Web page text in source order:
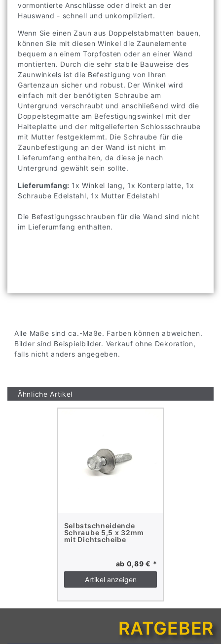
vormontierte Anschlüsse oder direkt an der
Hauswand - schnell und unkompliziert.
Wenn Sie einen Zaun aus Doppelstabmatten bauen,
können Sie mit diesen Winkel die Zaunelemente
bequem an einem Torpfosten oder an einer Wand
montierten. Durch die sehr stabile Bauweise des
Zaunwinkels ist die Befestigung von Ihren
Gartenzaun sicher und robust. Der Winkel wird
einfach mit der benötigten Schraube am
Untergrund verschraubt und anschließend wird die
Doppelstegmatte am Befestigungswinkel mit der
Halteplatte und der mitgelieferten Schlossschraube
mit Mutter festgeklemmt. Die Schraube für die
Zaunbefestigung an der Wand ist nicht im
Lieferumfang enthalten, da diese je nach
Untergrund gewählt sein sollte.
Lieferumfang: 1x Winkel lang, 1x Konterplatte, 1x
Schraube Edelstahl, 1x Mutter Edelstahl
Die Befestigungsschrauben für die Wand sind nicht
im Lieferumfang enthalten.
Alle Maße sind ca.-Maße. Farben können abweichen.
Bilder sind Beispielbilder. Verkauf ohne Dekoration,
falls nicht anders angegeben.
Ähnliche Artikel
Selbstschneidende
Schraube 5,5 x 32mm
mit Dichtscheibe
ab 0,89 € *
Artikel anzeigen
RATGEBER